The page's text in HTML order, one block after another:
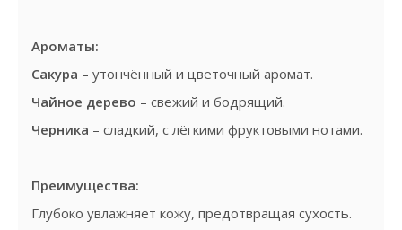
Ароматы:
Сакура – утончённый и цветочный аромат.
Чайное дерево – свежий и бодрящий.
Черника – сладкий, с лёгкими фруктовыми нотами.
Преимущества:
Глубоко увлажняет кожу, предотвращая сухость.